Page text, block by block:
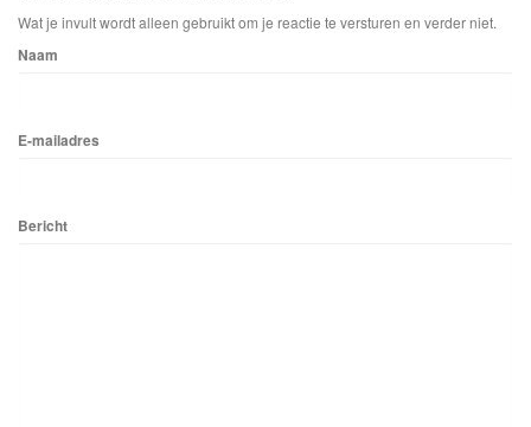
Wat je invult wordt alleen gebruikt om je reactie te versturen en verder niet.
Naam
E-mailadres
Bericht